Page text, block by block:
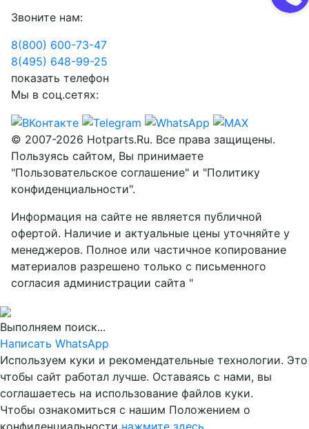
Звоните нам:
8(800) 600-73-47
8(495) 648-99-25
показать телефон
Мы в соц.сетях:
© 2007-2026 Hotparts.Ru. Все права защищены.
Пользуясь сайтом, Вы принимаете
"Пользовательское соглашение" и "Политику
конфиденциальности".
Информация на сайте не является публичной
офертой. Наличие и актуальные цены уточняйте у
менеджеров. Полное или частичное копирование
материалов разрешено только с письменного
согласия администрации сайта "
Выполняем поиск...
Написать WhatsApp
Используем куки и рекомендательные технологии. Это
чтобы сайт работал лучше. Оставаясь с нами, вы
соглашаетесь на использование файлов куки.
Чтобы ознакомиться с нашим Положением о